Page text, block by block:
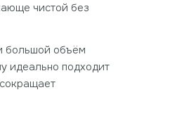
чистой без
большой объём
идеально подходит